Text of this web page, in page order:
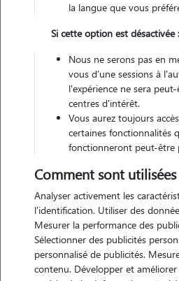
Motivation
je serai ravie de garder vos animaux
les promener. je suis également
français et je suis une personne
la langue que vous
Si cette option est désactivée :
Nous ne serons pas en
vous d'une sessions à
l'expérience ne sera
centres d'intérêt.
Vous aurez toujours
certaines fonctionnalités
fonctionneront peut-être
Comment sont
Analyser activement les
l'identification. Utiliser des
Mesurer la performance des
Sélectionner des publicités
personnalisé de publicités.
contenu. Développer et